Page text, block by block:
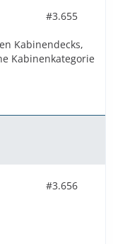
#3.655
Kabinendecks,
Kabinenkategorie
#3.656